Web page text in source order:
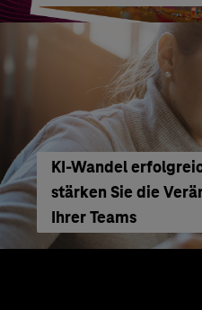
KI-Wandel
stärken Sie die
Ihrer Teams